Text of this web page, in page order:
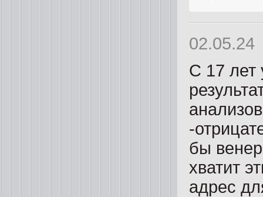
02.05.24
С 17 лет
-
бы
хватит
адрес